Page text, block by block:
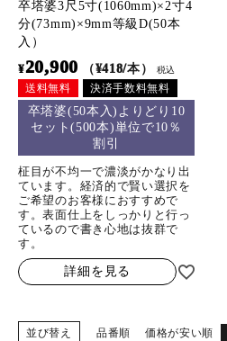
卒塔婆3尺5寸(1060mm)×2寸4
分(73mm)×9mm等級D(50本
入）
¥20,900 （¥418/本） 税込
送料無料 決済手数料無料
卒塔婆(50本入)よりどり10
セット(500本)単位で10％
割引
柾目が不均一で濃淡がかなり出
ています。経済的で賢い選択を
ご希望のお客様におすすめで
す。表面仕上をしっかりと行っ
ているので書き心地は抜群で
す。
詳細を見る
並び替え 品番順 価格が安い順